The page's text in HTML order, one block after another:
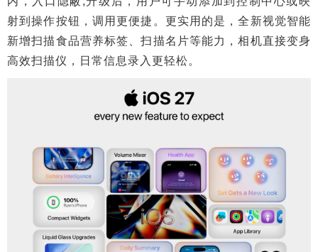
射到操作按钮，调用更便捷。更实用的是，全新视觉智能
新增扫描食品营养标签、扫描名片等能力，相机直接变身
高效扫描仪，日常信息录入更轻松。